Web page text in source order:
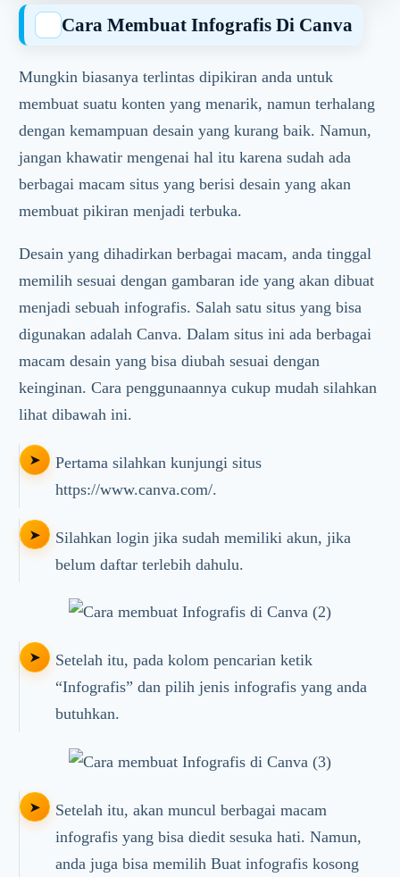
Cara Membuat Infografis Di Canva
Mungkin biasanya terlintas dipikiran anda untuk
membuat suatu konten yang menarik, namun terhalang
dengan kemampuan desain yang kurang baik. Namun,
jangan khawatir mengenai hal itu karena sudah ada
berbagai macam situs yang berisi desain yang akan
membuat pikiran menjadi terbuka.
Desain yang dihadirkan berbagai macam, anda tinggal
memilih sesuai dengan gambaran ide yang akan dibuat
menjadi sebuah infografis. Salah satu situs yang bisa
digunakan adalah Canva. Dalam situs ini ada berbagai
macam desain yang bisa diubah sesuai dengan
keinginan. Cara penggunaannya cukup mudah silahkan
lihat dibawah ini.
Pertama silahkan kunjungi situs
https://www.canva.com/.
Silahkan login jika sudah memiliki akun, jika
belum daftar terlebih dahulu.
Setelah itu, pada kolom pencarian ketik
“Infografis” dan pilih jenis infografis yang anda
butuhkan.
Setelah itu, akan muncul berbagai macam
infografis yang bisa diedit sesuka hati. Namun,
anda juga bisa memilih Buat infografis kosong